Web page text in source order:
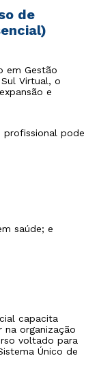
de
em Gestão
Virtual, o
e
profissional pode
saúde; e
capacita
na organização
voltado para
Único de